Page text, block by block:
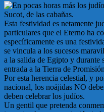
En pocas horas más los
Sucot, de las cabañas.
Esta festividad es netamente
particulares que el Eterno ha
específicamente es una
se vincula a los sucesos
a la salida de Egipto y durante
entrada a la Tierra de
Por esta herencia celestial, y
nacional, los noájidas NO
deben celebrar los judíos.
Un gentil que pretenda